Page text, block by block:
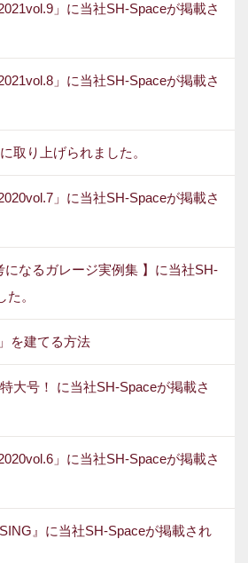
」に当社SH-Spaceが掲載さ
」に当社SH-Spaceが掲載さ
取り上げられました。
」に当社SH-Spaceが掲載さ
になるガレージ実例集 】に当社SH-
。
を建てる方法
大号！ に当社SH-Spaceが掲載さ
」に当社SH-Spaceが掲載さ
』に当社SH-Spaceが掲載され